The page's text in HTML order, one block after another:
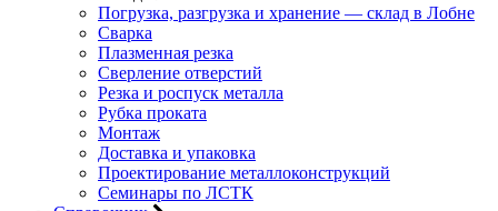
Погрузка, разгрузка и хранение — склад в Лобне
Сварка
Плазменная резка
Сверление отверстий
Резка и роспуск металла
Рубка проката
Монтаж
Доставка и упаковка
Проектирование металлоконструкций
Семинары по ЛСТК